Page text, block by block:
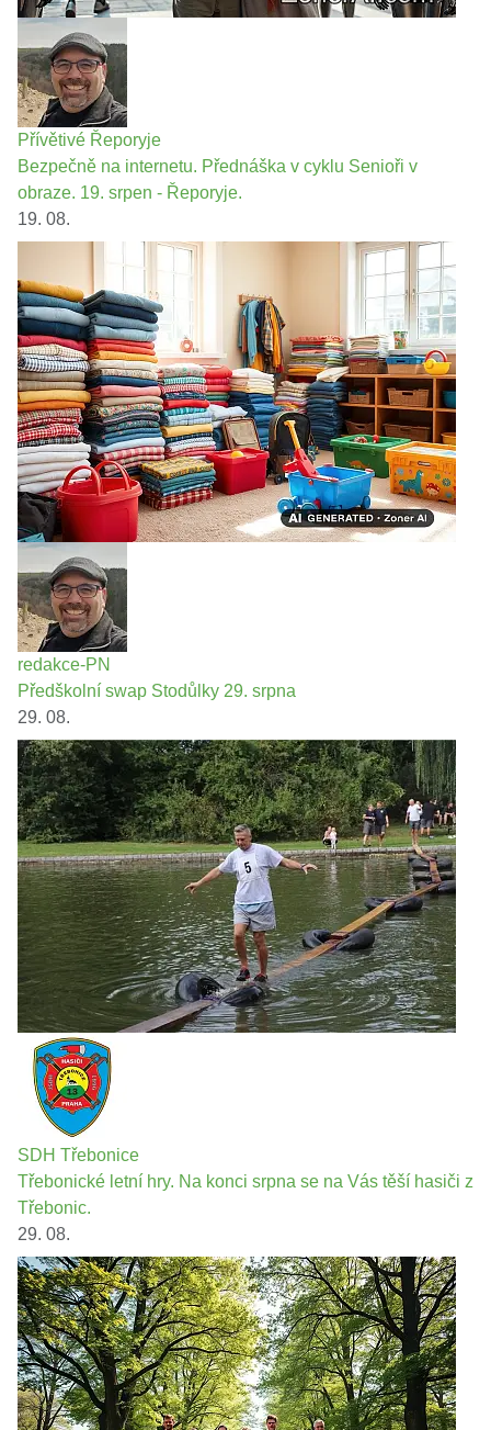
Přívětivé Řeporyje
Bezpečně na internetu. Přednáška v cyklu Senioři v
obraze. 19. srpen - Řeporyje.
19. 08.
redakce-PN
Předškolní swap Stodůlky 29. srpna
29. 08.
SDH Třebonice
Třebonické letní hry. Na konci srpna se na Vás těší hasiči z
Třebonic.
29. 08.